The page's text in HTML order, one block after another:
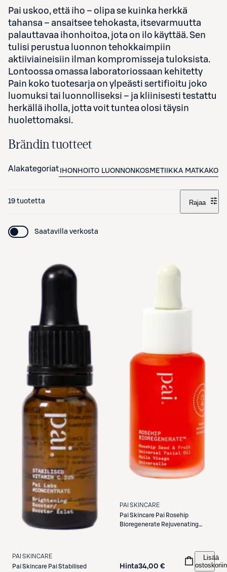
Pai uskoo, että iho – olipa se kuinka herkkä
tahansa – ansaitsee tehokasta, itsevarmuutta
palauttavaa ihonhoitoa, jota on ilo käyttää. Sen
tulisi perustua luonnon tehokkaimpiin
aktiiviaineisiin ilman kompromisseja tuloksista.
Lontoossa omassa laboratoriossaan kehitetty
Pain koko tuotesarja on ylpeästi sertifioitu joko
luomuksi tai luonnolliseksi – ja kliinisesti testattu
herkällä iholla, jotta voit tuntea olosi täysin
huolettomaksi.
Brändin tuotteet
Alakategoriat IHONHOITO LUONNONKOSMETIIKKA
19 tuotetta Rajaa
Saatavilla verkosta
PAI SKINCARE
Pai Skincare Pai Stabilised
PAI SKINCARE
Pai Skincare Pai Rosehip
Bioregenerate Rejuvenating
Hinta34,00 €
Lisää
ostoskoriin